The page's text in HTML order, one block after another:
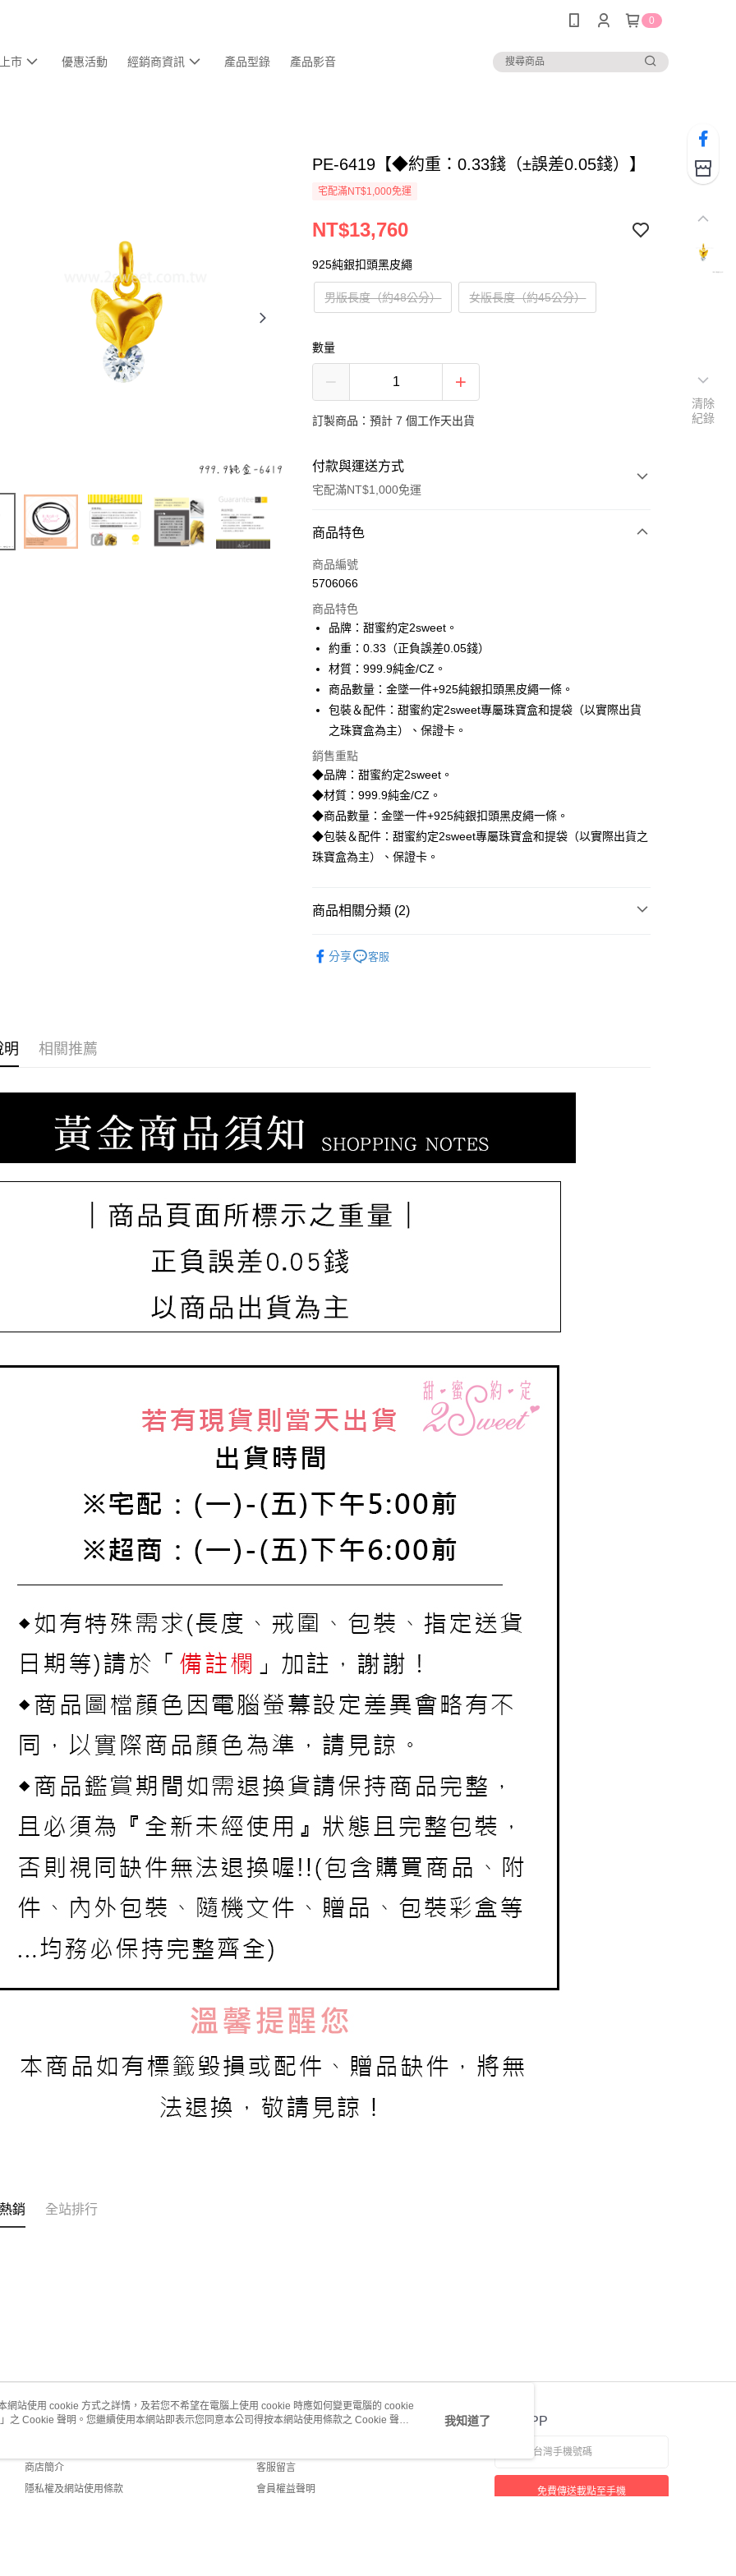
0
市 優惠活動 經銷商資訊 產品型錄 產品影音
PE-6419【◆約重：0.33錢（±誤差0.05錢）】
宅配滿NT$1,000免運
NT$13,760
925純銀扣頭黑皮繩
男版長度（約48公分） 女版長度（約45公分）
數量
訂製商品：預計 7 個工作天出貨
付款與運送方式
宅配滿NT$1,000免運
付款方式
信用卡一次付款
3 期 0 利率 每期
合作金庫商業銀行
華南商業銀行
國泰世華商業銀行
兆豐國際商業銀行
臺灣中小企業銀行
台中商業銀行
匯豐（台灣）商業銀行
聯邦商業銀行
玉山商業銀行
台新國際商業銀行
台灣樂天信用卡公司
6 期 0 利率 每期NT$2,293
合作金庫商業銀行
華南商業銀行
彰化商業銀行
上海商業儲蓄銀行
台北富邦商業銀行
臺灣中小企業銀行
匯豐（台灣）商業銀行
聯邦商業銀行
元大商業銀行
台新國際商業銀行
中國信託商業銀行
台灣樂天信用卡公司
LINE Pay
Apple Pay
街口支付
悠遊付
ATM付款
運送方式
每筆NT$80，滿NT$1,000(含以上)免運費
每筆NT$220，滿NT$3,000(含以上)免運費
商品特色
商品編號
5706066
商品特色
品牌：甜蜜約定2sweet。
約重：0.33（正負誤差0.05錢）
材質：999.9純金/CZ。
商品數量：金墜一件+925純銀扣頭黑皮繩一條。
包裝＆配件：甜蜜約定2sweet專屬珠寶盒和提袋（以實際出貨
之珠寶盒為主）、保證卡。
銷售重點
◆品牌：甜蜜約定2sweet。
◆材質：999.9純金/CZ。
◆商品數量：金墜一件+925純銀扣頭黑皮繩一條。
◆包裝＆配件：甜蜜約定2sweet專屬珠寶盒和提袋（以實際出貨之
珠寶盒為主）、保證卡。
商品相關分類 (2)
分享 客服
明 相關推薦
銷 全站排行
關於我們
商店簡介
隱私權及網站使用條款
客服資訊
客服留言
會員權益聲明
官方APP
免費傳送載點至手機
清除
紀錄
網站使用 cookie 方式之詳情，及若您不希望在電腦上使用 cookie 時應如何變更電腦的 cookie
」之 Cookie 聲明。您繼續使用本網站即表示您同意本公司得按本網站使用條款之 Cookie 聲明
我知道了